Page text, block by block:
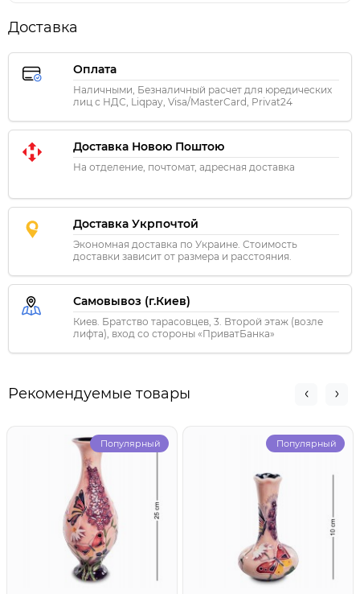
Доставка
Оплата
Наличными, Безналичный расчет для юредических
лиц с НДС, Liqpay, Visa/MasterCard, Privat24
Доставка Новою Поштою
На отделение, почтомат, адресная доставка
Доставка Укрпочтой
Экономная доставка по Украине. Стоимость
доставки зависит от размера и расстояния.
Самовывоз (г.Киев)
Киев. Братство тарасовцев, 3. Второй этаж (возле
лифта), вход со стороны «ПриватБанка»
Рекомендуемые товары
Популярный Популярный